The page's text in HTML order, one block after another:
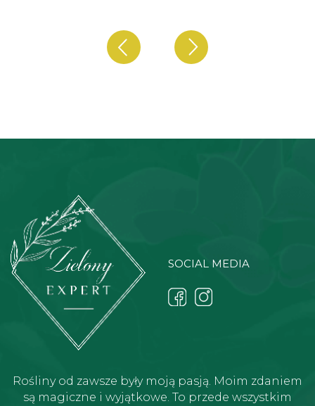
SOCIAL MEDIA
Rośliny od zawsze były moją pasją. Moim zdaniem
są magiczne i wyjątkowe. To przede wszystkim